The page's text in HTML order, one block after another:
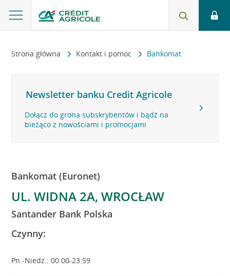
Strona główna Kontakt i pomoc Bankomat
Newsletter banku Credit Agricole
Dołącz do grona subskrybentów i bądź na
bieżąco z nowościami i promocjami
Bankomat (Euronet)
UL. WIDNA 2A, WROCŁAW
Santander Bank Polska
Czynny:
Pn.-Niedz.: 00:00-23:59